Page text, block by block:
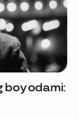
boy odami: